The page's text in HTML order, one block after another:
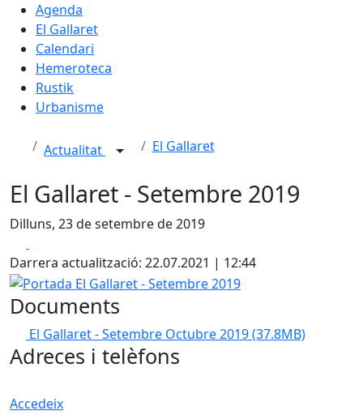
Agenda
El Gallaret
Calendari
Hemeroteca
Rustik
Urbanisme
Actualitat El Gallaret
El Gallaret - Setembre 2019
Dilluns, 23 de setembre de 2019
Darrera actualització: 22.07.2021 | 12:44
Portada El Gallaret - Setembre 2019
Documents
El Gallaret - Setembre Octubre 2019(37.8MB)
Adreces i telèfons
Accedeix